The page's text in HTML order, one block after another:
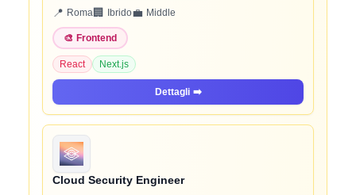
📍 Roma🏢 Ibrido💼 Middle
🎨 Frontend
React Next.js
Dettagli ➡️
Cloud Security Engineer